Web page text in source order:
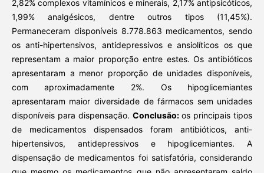
2,82% complexos vitamínicos e minerais, 2,17% antipsicóticos,
1,99% analgésicos, dentre outros tipos (11,45%).
Permaneceram disponíveis 8.778.863 medicamentos, sendo
os anti-hipertensivos, antidepressivos e ansiolíticos os que
representam a maior proporção entre estes. Os antibióticos
apresentaram a menor proporção de unidades disponíveis,
com aproximadamente 2%. Os hipoglicemiantes
apresentaram maior diversidade de fármacos sem unidades
disponíveis para dispensação. Conclusão:os principais tipos
de medicamentos dispensados foram antibióticos, anti-
hipertensivos, antidepressivos e hipoglicemiantes. A
dispensação de medicamentos foi satisfatória, considerando